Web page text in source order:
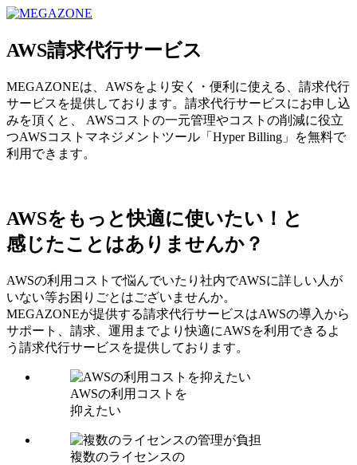
AWS請求代行サービス
MEGAZONEは、AWSをより安く・便利に使える、請求代行
サービスを提供しております。請求代行サービスにお申し込
みを頂くと、 AWSコストの一元管理やコストの削減に役立
つAWSコストマネジメントツール「Hyper Billing」を無料で
利用できます。
AWSをもっと快適に使いたい！と
感じたことはありませんか？
AWSの利用コストで悩んでいたり社内でAWSに詳しい人が
いない等お困りごとはございませんか。
MEGAZONEが提供する請求代行サービスはAWSの導入から
サポート、請求、運用までより快適にAWSを利用できるよ
う請求代行サービスを提供しております。
AWSの利用コストを
抑えたい
複数のライセンスの